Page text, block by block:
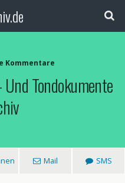
Kommentare
Tondokumente
Mail SMS